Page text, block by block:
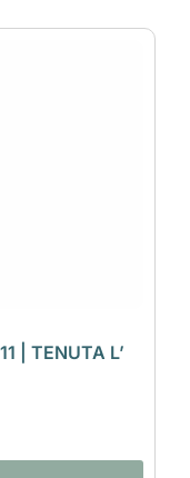
| TENUTA L’